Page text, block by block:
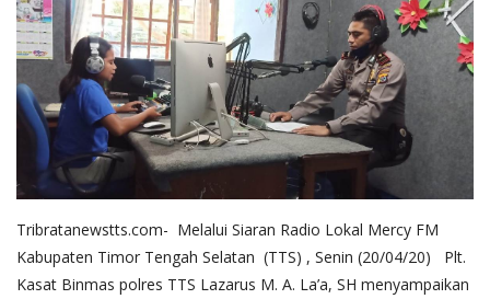
Tribratanewstts.com- Melalui Siaran Radio Lokal Mercy FM
Kabupaten Timor Tengah Selatan (TTS) , Senin (20/04/20) Plt.
Kasat Binmas polres TTS Lazarus M. A. La’a, SH menyampaikan